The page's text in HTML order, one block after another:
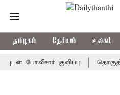
தமிழகம் தேசியம் உலகம்
போலீசார் குவிப்பு